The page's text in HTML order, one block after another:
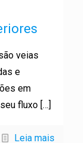
veias
e
em
fluxo […]
Leia mais